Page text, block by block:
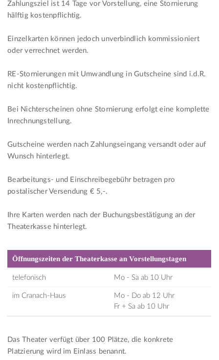
Zahlungsziel ist 14 Tage vor Vorstellung, eine Stornierung
hälftig kostenpflichtig.
Einzelkarten können jedoch unverbindlich kommissioniert
oder verrechnet werden.
RE-Stornierungen mit Umwandlung in Gutscheine sind i.d.R.
nicht kostenpflichtig.
Bei Nichterscheinen ohne Stornierung erfolgt eine komplette
Inrechnungstellung.
Gutscheine werden nach Zahlungseingang versandt oder auf
Wunsch hinterlegt.
Bearbeitungs- und Einschreibegebühr betragen pro
postalischer Versendung € 5,-.
Ihre Karten werden nach der Buchungsbestätigung an der
Theaterkasse hinterlegt.
Öffnungszeiten der Theaterkasse an Vorstellungstagen
telefonisch Mo - Sa ab 10 Uhr
im Cranach-Haus
Mo - Do ab 12 Uhr
Fr + Sa ab 10 Uhr
Das Theater verfügt über 100 Plätze, die konkrete
Platzierung wird im Einlass benannt.